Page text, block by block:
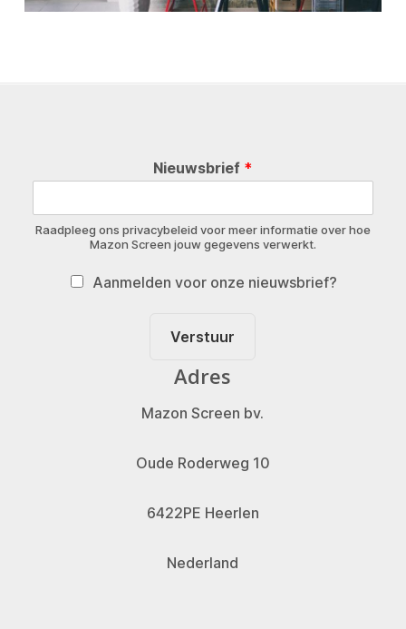
Nieuwsbrief *
Raadpleeg ons privacybeleid voor meer informatie over hoe
Mazon Screen jouw gegevens verwerkt.
Aanmelden voor onze nieuwsbrief?
Verstuur
Adres
Mazon Screen bv.
Oude Roderweg 10
6422PE Heerlen
Nederland